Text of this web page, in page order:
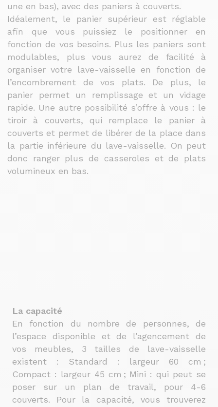
une en bas), avec des paniers à couverts.
Idéalement, le panier supérieur est réglable
afin que vous puissiez le positionner en
fonction de vos besoins. Plus les paniers sont
modulables, plus vous aurez de facilité à
organiser votre lave-vaisselle en fonction de
l’encombrement de vos plats. De plus, le
panier permet un remplissage et un vidage
rapide. Une autre possibilité s’offre à vous : le
tiroir à couverts, qui remplace le panier à
couverts et permet de libérer de la place dans
la partie inférieure du lave-vaisselle. On peut
donc ranger plus de casseroles et de plats
volumineux en bas.
La capacité
En fonction du nombre de personnes, de
l’espace disponible et de l’agencement de
vos meubles, 3 tailles de lave-vaisselle
existent : Standard : largeur 60 cm ;
Compact : largeur 45 cm ; Mini : qui peut se
poser sur un plan de travail, pour 4-6
couverts. Pour la capacité, vous trouverez